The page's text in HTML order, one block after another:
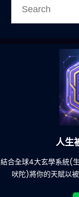
人生
結合全球4大玄學系統(
吠陀)將你的天賦以